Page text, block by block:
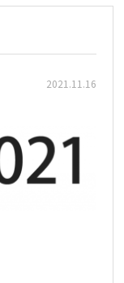
2021.11.16